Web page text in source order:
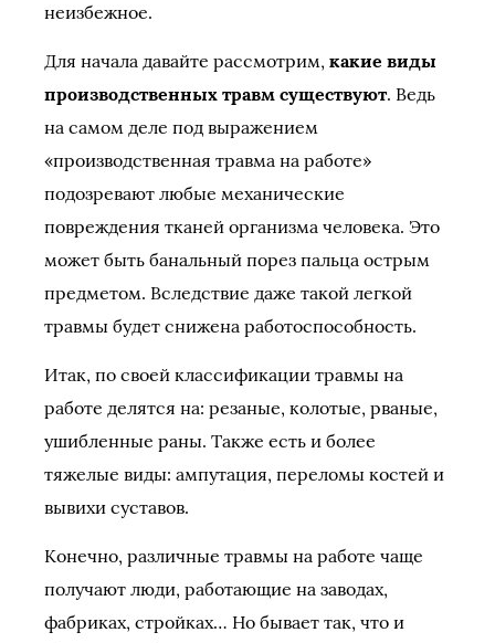
неизбежное.
Для начала давайте рассмотрим, какие виды
производственных травм существуют. Ведь
на самом деле под выражением
«производственная травма на работе»
подозревают любые механические
повреждения тканей организма человека. Это
может быть банальный порез пальца острым
предметом. Вследствие даже такой легкой
травмы будет снижена работоспособность.
Итак, по своей классификации травмы на
работе делятся на: резаные, колотые, рваные,
ушибленные раны. Также есть и более
тяжелые виды: ампутация, переломы костей и
вывихи суставов.
Конечно, различные травмы на работе чаще
получают люди, работающие на заводах,
фабриках, стройках… Но бывает так, что и